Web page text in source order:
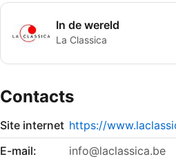
In de wereld
La Classica
Contacts
Site internet https://
E-mail:
info@laclassica.be